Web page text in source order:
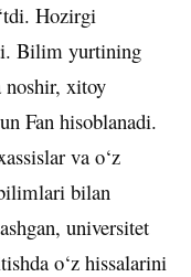
Hozirgi
Bilim yurtining
xitoy
Fan hisoblanadi.
va o‘z
bilan
universitet
o‘z hissalarini